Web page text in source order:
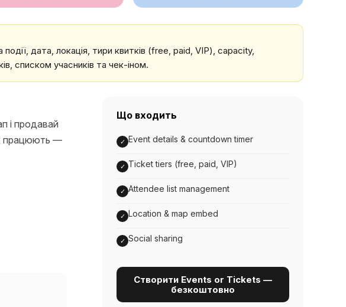
дата, локація, тири квитків (free, paid, VIP), capacity,
списком учасників та чек-іном.
і продавай
працюють —
Що входить
✓ Event details & countdown timer
✓ Ticket tiers (free, paid, VIP)
✓ Attendee list management
✓ Location & map embed
✓ Social sharing
Створити Events or Tickets —
безкоштовно